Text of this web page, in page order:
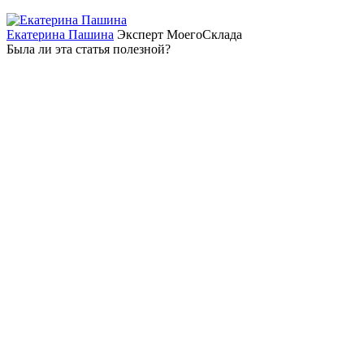
Екатерина Пашина Эксперт МоегоСклада
Была ли эта статья полезной?